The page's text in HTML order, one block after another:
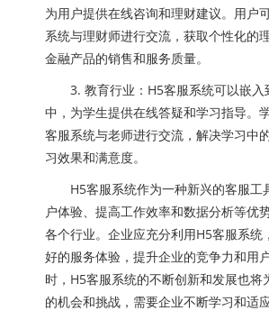
为用户提供在线咨询和理财建议。用户
系统与理财师进行交流，获取个性化的
金融产品的销售和服务质量。
3. 教育行业：H5客服系统可以嵌入
中，为学生提供在线答疑和学习指导。
客服系统与老师进行交流，解决学习中
习效果和满意度。
H5客服系统作为一种新兴的客服工
户体验、提高工作效率和数据分析等优
各个行业。企业应充分利用H5客服系统
好的服务体验，提升企业的竞争力和用
时，H5客服系统的不断创新和发展也将
的机会和挑战，需要企业不断学习和适应